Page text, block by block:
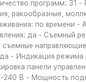
программ: 31 -
ракообразные,
по времени -
да - Съемный
- Индикация
панели
240 В - Мощность